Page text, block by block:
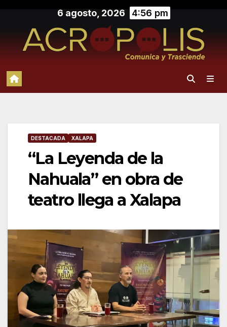
contenido
6 agosto, 2026 4:56 pm
DESTACADA XALAPA
“La Leyenda de la
Nahuala” en obra de
teatro llega a Xalapa